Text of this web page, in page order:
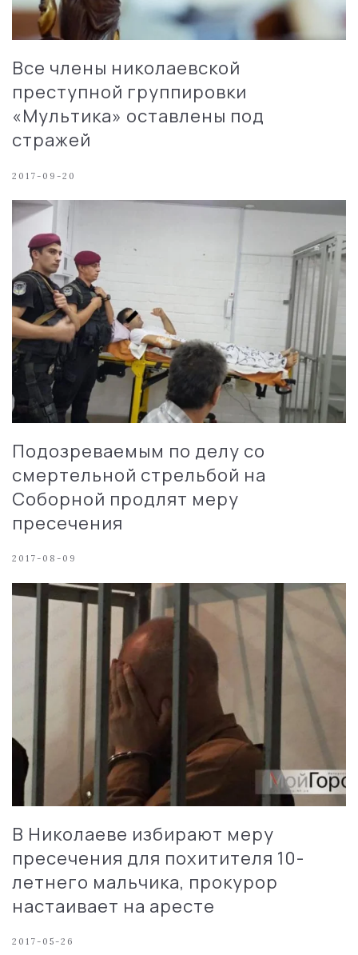
Все члены николаевской
преступной группировки
«Мультика» оставлены под
стражей
2017-09-20
Подозреваемым по делу со
смертельной стрельбой на
Соборной продлят меру
пресечения
2017-08-09
В Николаеве избирают меру
пресечения для похитителя 10-
летнего мальчика, прокурор
настаивает на аресте
2017-05-26